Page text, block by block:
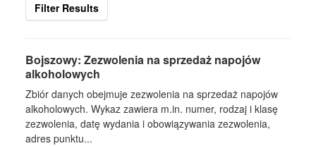
Filter Results
Bojszowy: Zezwolenia na sprzedaż napojów
alkoholowych
Zbiór danych obejmuje zezwolenia na sprzedaż napojów
alkoholowych. Wykaz zawiera m.in. numer, rodzaj i klasę
zezwolenia, datę wydania i obowiązywania zezwolenia,
adres punktu...